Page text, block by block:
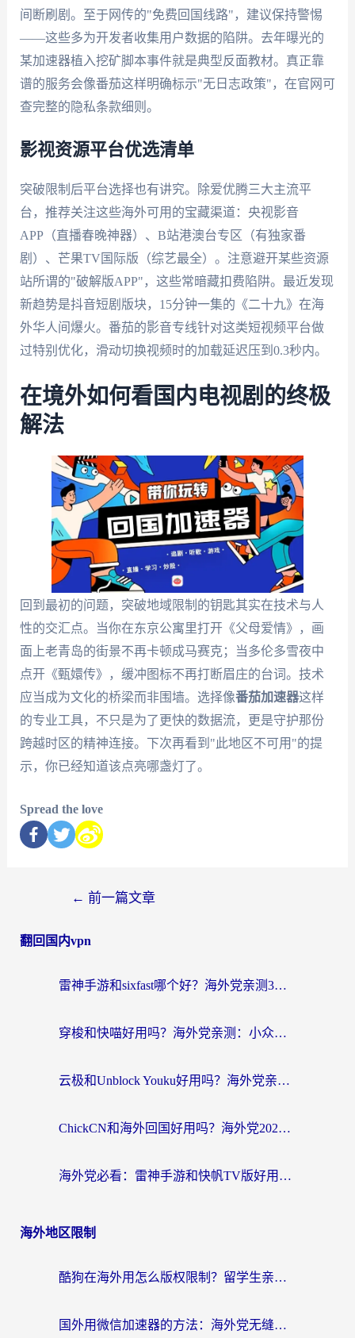
间断刷剧。至于网传的"免费回国线路"，建议保持警惕
——这些多为开发者收集用户数据的陷阱。去年曝光的
某加速器植入挖矿脚本事件就是典型反面教材。真正靠
谱的服务会像番茄这样明确标示"无日志政策"，在官网可
查完整的隐私条款细则。
影视资源平台优选清单
突破限制后平台选择也有讲究。除爱优腾三大主流平
台，推荐关注这些海外可用的宝藏渠道：央视影音
APP（直播春晚神器）、B站港澳台专区（有独家番
剧）、芒果TV国际版（综艺最全）。注意避开某些资源
站所谓的"破解版APP"，这些常暗藏扣费陷阱。最近发现
新趋势是抖音短剧版块，15分钟一集的《二十九》在海
外华人间爆火。番茄的影音专线针对这类短视频平台做
过特别优化，滑动切换视频时的加载延迟压到0.3秒内。
在境外如何看国内电视剧的终极
解法
回到最初的问题，突破地域限制的钥匙其实在技术与人
性的交汇点。当你在东京公寓里打开《父母爱情》，画
面上老青岛的街景不再卡顿成马赛克；当多伦多雪夜中
点开《甄嬛传》，缓冲图标不再打断眉庄的台词。技术
应当成为文化的桥梁而非围墙。选择像番茄加速器这样
的专业工具，不只是为了更快的数据流，更是守护那份
跨越时区的精神连接。下次再看到"此地区不可用"的提
示，你已经知道该点亮哪盏灯了。
Spread the love
← 前一篇文章
翻回国内vpn
雷神手游和sixfast哪个好？海外党亲测3款回国加速器，教你选对不踩坑
穿梭和快喵好用吗？海外党亲测：小众加速器对比+番茄加速器深度体验
云极和Unblock Youku好用吗？海外党亲测+2026回国加速器避坑指南
ChickCN和海外回国好用吗？海外党2026亲测：从手游到影音，选对加速器的3个关键
海外党必看：雷神手游和快帆TV版好用吗？3步选对回国加速器不踩坑
海外地区限制
酷狗在海外用怎么版权限制？留学生亲测：3步解决听国内音乐难题
国外用微信加速器的方法：海外党无缝连接国内生活的实用指南